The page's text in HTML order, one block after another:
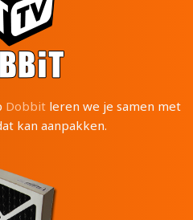
Dobbit leren we je samen met
kan aanpakken.